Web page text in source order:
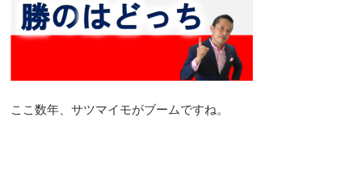
ここ数年、サツマイモがブームですね。